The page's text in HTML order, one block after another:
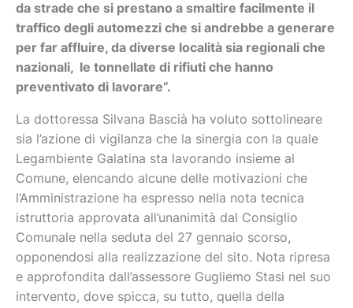
da strade che si prestano a smaltire facilmente il
traffico degli automezzi che si andrebbe a generare
per far affluire, da diverse località sia regionali che
nazionali, le tonnellate di rifiuti che hanno
preventivato di lavorare”.
La dottoressa Silvana Bascià ha voluto sottolineare
sia l’azione di vigilanza che la sinergia con la quale
Legambiente Galatina sta lavorando insieme al
Comune, elencando alcune delle motivazioni che
l’Amministrazione ha espresso nella nota tecnica
istruttoria approvata all’unanimità dal Consiglio
Comunale nella seduta del 27 gennaio scorso,
opponendosi alla realizzazione del sito. Nota ripresa
e approfondita dall’assessore Gugliemo Stasi nel suo
intervento, dove spicca, su tutto, quella della